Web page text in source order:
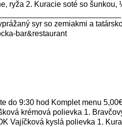
ryža 2. Kuracie soté so
syr so zemiakmi a
bar&restaurant
9:30 hod Komplet menu
krémová polievka 1.
Vajíčková kyslá polievka 1.